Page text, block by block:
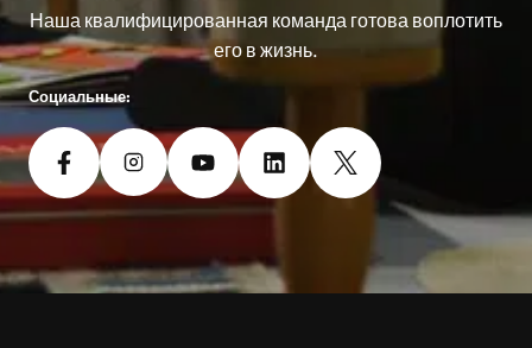
Наша квалифицированная команда готова воплотить
его в жизнь.
Социальные: